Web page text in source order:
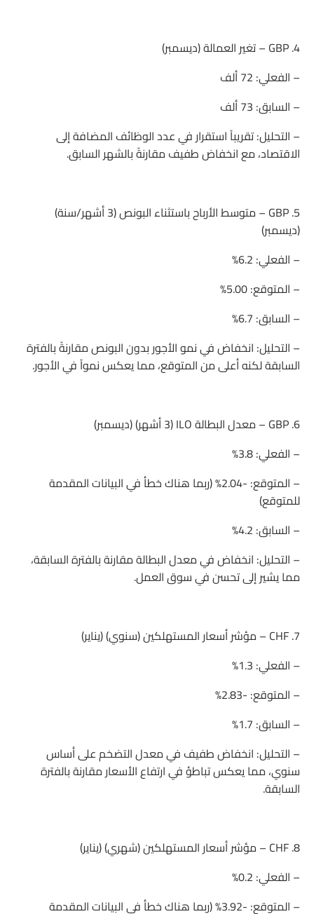
4. GBP – تغير العمالة (ديسمبر)
– الفعلي: 72 ألف
– السابق: 73 ألف
– التحليل: تقريباً استقرار في عدد الوظائف المضافة إلى
الاقتصاد، مع انخفاض طفيف مقارنةً بالشهر السابق.
5. GBP – متوسط الأرباح باستثناء البونص (3 أشهر/سنة)
(ديسمبر)
– الفعلي: 6.2%
– المتوقع: 5.00%
– السابق: 6.7%
– التحليل: انخفاض في نمو الأجور بدون البونص مقارنةً بالفترة
السابقة لكنه أعلى من المتوقع، مما يعكس نمواً في الأجور.
6. GBP – معدل البطالة ILO (3 أشهر) (ديسمبر)
– الفعلي: 3.8%
– المتوقع: -2.04% (ربما هناك خطأ في البيانات المقدمة
للمتوقع)
– السابق: 4.2%
– التحليل: انخفاض في معدل البطالة مقارنة بالفترة السابقة،
مما يشير إلى تحسن في سوق العمل.
7. CHF – مؤشر أسعار المستهلكين (سنوي) (يناير)
– الفعلي: 1.3%
– المتوقع: -2.83%
– السابق: 1.7%
– التحليل: انخفاض طفيف في معدل التضخم على أساس
سنوي، مما يعكس تباطؤ في ارتفاع الأسعار مقارنة بالفترة
السابقة.
8. CHF – مؤشر أسعار المستهلكين (شهري) (يناير)
– الفعلي: 0.2%
– المتوقع: -3.92% (ربما هناك خطأ في البيانات المقدمة